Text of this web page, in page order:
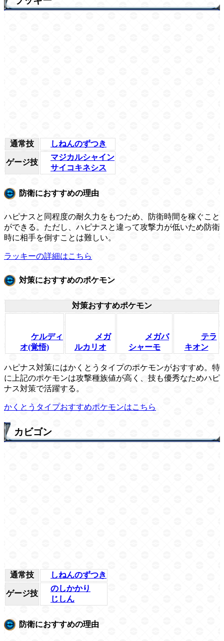
通常技 しねんのずつき
ゲージ技
マジカルシャイン
サイコキネシス
防衛におすすめの理由
ハピナスと同程度の耐久力をもつため、防衛時間を稼ぐこと
ができる。ただし、ハピナスと違って攻撃力が低いため防衛
時に相手を倒すことは難しい。
ラッキーの詳細はこちら
対策におすすめのポケモン
対策おすすめポケモン
ケルディ
オ(覚悟)
メガ
ルカリオ
メガバ
シャーモ
テラ
キオン
ハピナス対策にはかくとうタイプのポケモンがおすすめ。特
に上記のポケモンは攻撃種族値が高く、技も優秀なためハピ
ナス対策で活躍する。
かくとうタイプおすすめポケモンはこちら
カビゴン
通常技 しねんのずつき
ゲージ技
のしかかり
じしん
防衛におすすめの理由